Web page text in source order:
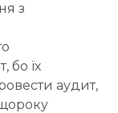
з
бо їх
аудит,